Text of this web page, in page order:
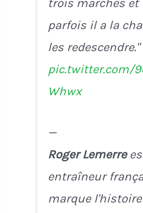
trois marches et
parfois il a la
les redescendre."
pic.twitter.com/
Whwx
—
Roger Lemerre
entraîneur
marque l'histoire